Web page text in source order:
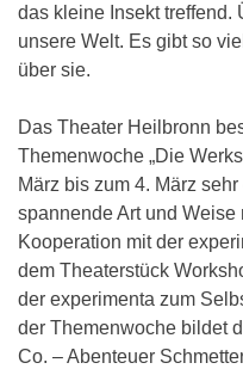
das kleine Insekt treffend.
unsere Welt. Es gibt so
über sie.
Das Theater Heilbronn
Themenwoche „Die
März bis zum 4. März
spannende Art und Weise
Kooperation mit der
dem Theaterstück
der experimenta zum
der Themenwoche bildet
Co. – Abenteuer